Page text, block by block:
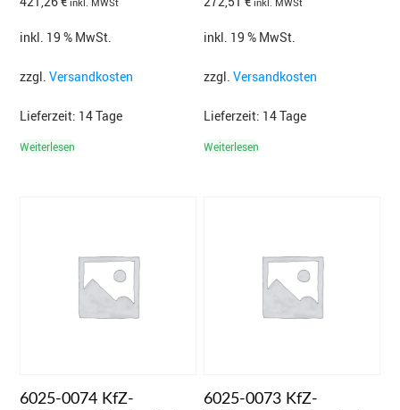
inkl. 19 % MwSt.
zzgl. Versandkosten
Lieferzeit: 14 Tage
Weiterlesen
inkl. 19 % MwSt.
zzgl.Versandkosten
Lieferzeit: 14 Tage
Weiterlesen
6025-0074 KfZ-
6025-0073 KfZ-